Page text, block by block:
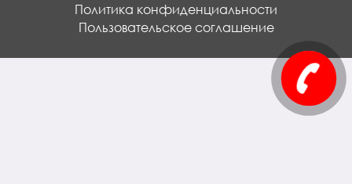
Политика конфиденциальности
Пользовательское соглашение